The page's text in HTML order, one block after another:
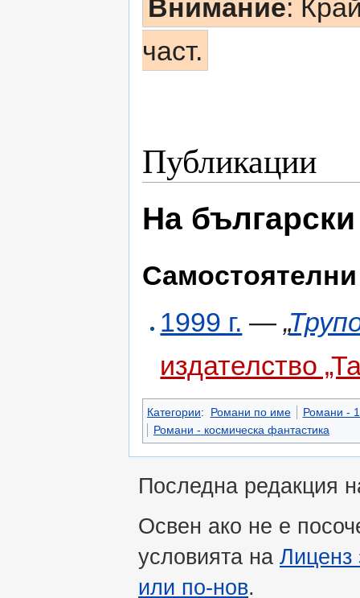
Внимание:
част.
Публикации
На български
1999 г. —„
издателство
Категории: Романи по име
Романи -
Романи - космическа фантастика
Последна редакция
Освен ако не е
условията на Лиценз
или по-нов.